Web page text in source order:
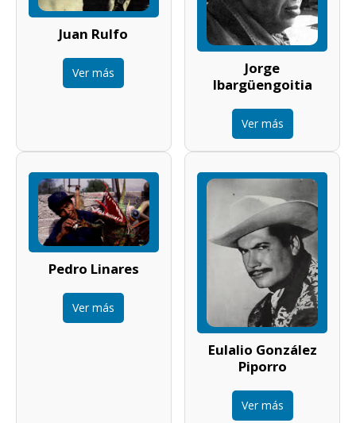
Juan Rulfo
Ver más
Jorge
Ibargüengoitia
Ver más
Pedro Linares
Ver más
Eulalio González
Piporro
Ver más